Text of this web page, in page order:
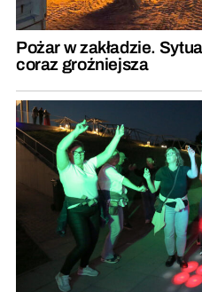
Pożar w zakładzie.
coraz groźniejsza